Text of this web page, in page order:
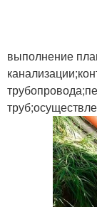
выполнение